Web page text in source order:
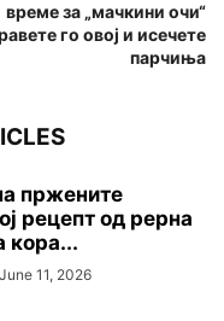
време за „мачкини очи“
го овој и исечете
парчиња
пржените
рецепт од рерна
кора...
June 11, 2026